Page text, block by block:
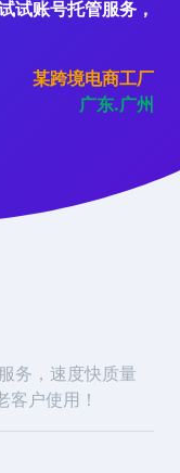
试账号托管服务，
某跨境电商工厂
广东.广州
务，速度快质量
客户使用！